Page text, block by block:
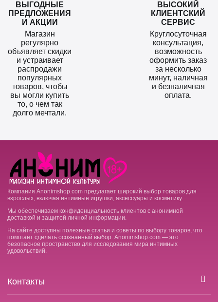
ВЫГОДНЫЕ
ПРЕДЛОЖЕНИЯ
И АКЦИИ
Магазин
регулярно
объявляет скидки
и устраивает
распродажи
популярных
товаров, чтобы
вы могли купить
то, о чем так
долго мечтали.
ВЫСОКИЙ
КЛИЕНТСКИЙ
СЕРВИС
Круглосуточная
консультация,
возможность
оформить заказ
за несколько
минут, наличная
и безналичная
оплата.
Компания Anonimshop.com предлагает широкий выбор товаров для
взрослых, включая интимные игрушки, аксессуары и косметику.
Мы обеспечиваем конфиденциальность клиентов с анонимной
доставкой и защитой личной информации.
На сайте доступны полезные статьи и советы по выбору товаров, что
помогает сделать осознанный выбор. Anonimshop.com — это
безопасное пространство для исследования мира интимных
удовольствий.
Контакты